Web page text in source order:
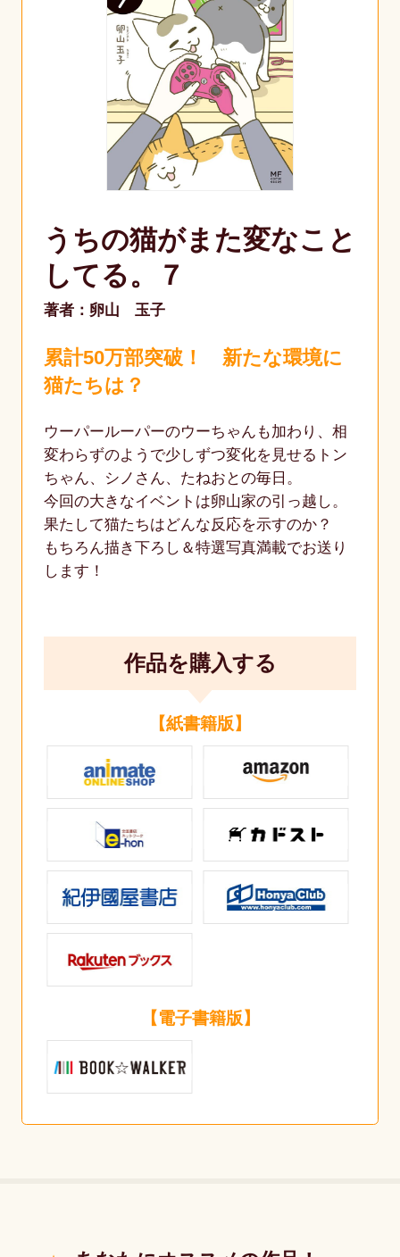
うちの猫がまた変なこと
してる。７
著者：卵山 玉子
累計50万部突破！ 新たな環境に
猫たちは？
ウーパールーパーのウーちゃんも加わり、相
変わらずのようで少しずつ変化を見せるトン
ちゃん、シノさん、たねおとの毎日。
今回の大きなイベントは卵山家の引っ越し。
果たして猫たちはどんな反応を示すのか？
もちろん描き下ろし＆特選写真満載でお送り
します！
作品を購入する
【紙書籍版】
【電子書籍版】